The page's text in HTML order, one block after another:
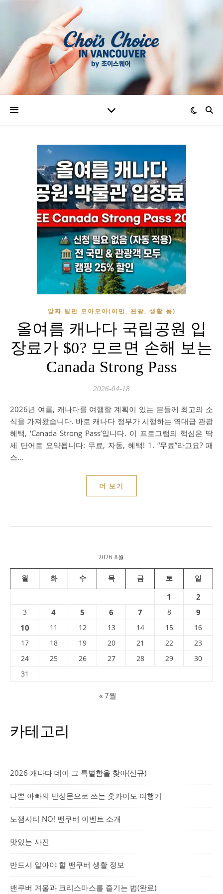
알짜 팁만 모아모아(이민, 관광, 생활 등)
올여름 캐나다 국립공원 입
장료가 $0? 모르면 손해 보는
Canada Strong Pass
2026-04-18
2026년 여름, 캐나다를 여행할 계획이 있는 분들께 최고의 소
식을 가져왔습니다. 바로 캐나다 정부가 시행하는 역대급 관광
혜택, ‘Canada Strong Pass’입니다. 이 프로그램의 핵심은 딱
세 단어로 요약됩니다: 무료, 자동, 혜택! 1. “무료”라고요? 패
스…
더 보기
2026 8월
월 화 수 목 금 토 일
1 2
3 4 5 6 7 8
9
10
11 12 13 14 15
16
17
18 19 20 21 22
23
24
25 26 27 28 29
30
31
« 7월
카테고리
2026 캐나다 데이 그 특별함을 찾아(신규)
나쁜 아빠의 반성문으로 쓰는 홋카이도 여행기
노잼시티 NO! 밴쿠버 이벤트 소개
맛있는 사진
반드시 알아야 할 밴쿠버 생활 정보
밴쿠버 겨울과 크리스마스를 즐기는 법(완료)